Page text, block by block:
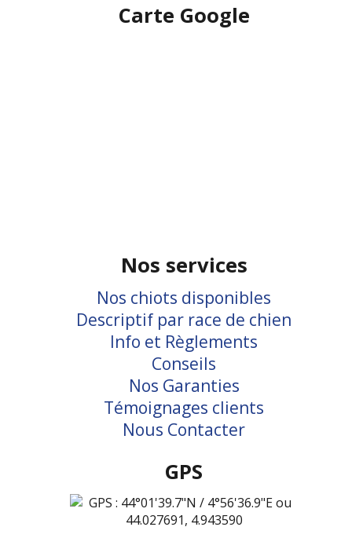
Carte Google
Nos services
Nos chiots disponibles
Descriptif par race de chien
Info et Règlements
Conseils
Nos Garanties
Témoignages clients
Nous Contacter
GPS